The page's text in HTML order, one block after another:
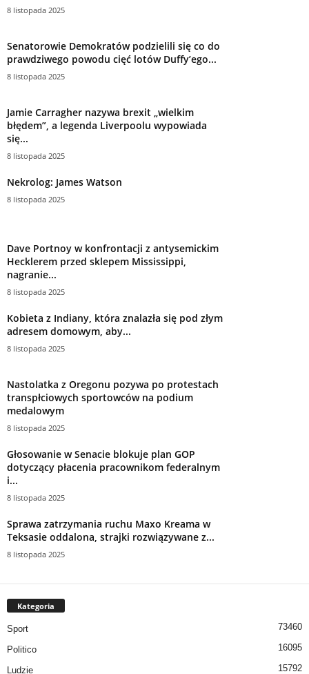
8 listopada 2025
Senatorowie Demokratów podzielili się co do
prawdziwego powodu cięć lotów Duffy’ego...
8 listopada 2025
Jamie Carragher nazywa brexit „wielkim
błędem”, a legenda Liverpoolu wypowiada
się...
8 listopada 2025
Nekrolog: James Watson
8 listopada 2025
Dave Portnoy w konfrontacji z antysemickim
Hecklerem przed sklepem Mississippi,
nagranie...
8 listopada 2025
Kobieta z Indiany, która znalazła się pod złym
adresem domowym, aby...
8 listopada 2025
Nastolatka z Oregonu pozywa po protestach
transpłciowych sportowców na podium
medalowym
8 listopada 2025
Głosowanie w Senacie blokuje plan GOP
dotyczący płacenia pracownikom federalnym
i...
8 listopada 2025
Sprawa zatrzymania ruchu Maxo Kreama w
Teksasie oddalona, ​​strajki rozwiązywane z...
8 listopada 2025
Kategoria
Sport 73460
Politico 16095
Ludzie 15792